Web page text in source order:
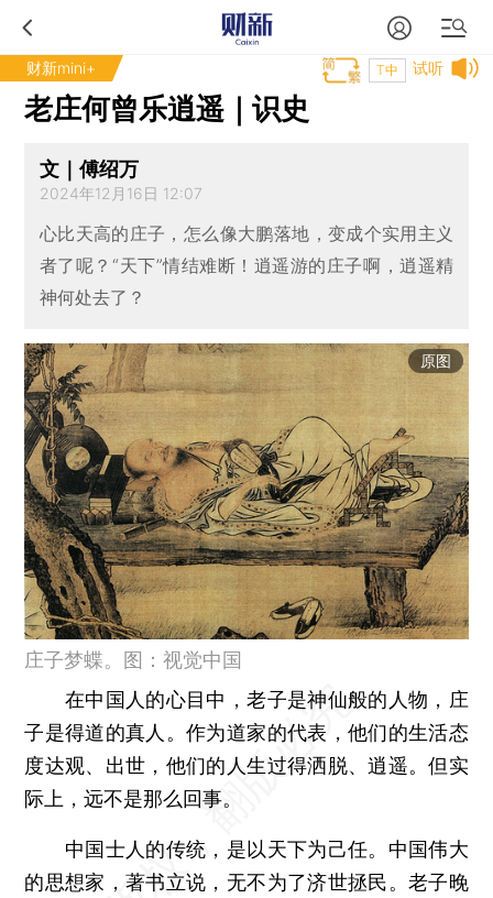
财新mini+ 试听
T中
老庄何曾乐逍遥｜识史
文｜傅绍万
2024年12月16日 12:07
心比天高的庄子，怎么像大鹏落地，变成个实用主义
者了呢？“天下”情结难断！逍遥游的庄子啊，逍遥精
神何处去了？
原图
庄子梦蝶。图：视觉中国
在中国人的心目中，老子是神仙般的人物，庄
子是得道的真人。作为道家的代表，他们的生活态
度达观、出世，他们的人生过得洒脱、逍遥。但实
际上，远不是那么回事。
中国士人的传统，是以天下为己任。中国伟大
的思想家，著书立说，无不为了济世拯民。老子晚